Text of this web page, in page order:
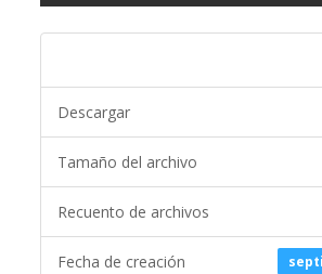
Descargar
Tamaño del archivo
Recuento de archivos
Fecha de creación